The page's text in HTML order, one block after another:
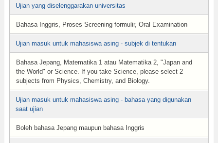
Ujian yang diselenggarakan universitas
Bahasa Inggris, Proses Screening formulir, Oral Examination
Ujian masuk untuk mahasiswa asing - subjek di tentukan
Bahasa Jepang, Matematika 1 atau Matematika 2, "Japan and
the World" or Science. If you take Science, please select 2
subjects from Physics, Chemistry, and Biology.
Ujian masuk untuk mahasiswa asing - bahasa yang digunakan
saat ujian
Boleh bahasa Jepang maupun bahasa Inggris